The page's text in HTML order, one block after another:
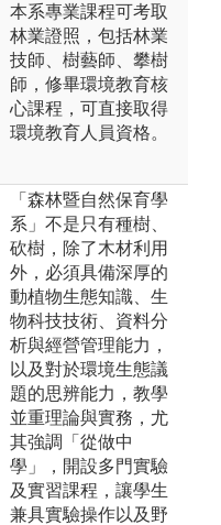
本系專業課程可考取
林業證照，包括林業
技師、樹藝師、攀樹
師，修畢環境教育核
心課程，可直接取得
環境教育人員資格。
「森林暨自然保育學
系」不是只有種樹、
砍樹，除了木材利用
外，必須具備深厚的
動植物生態知識、生
物科技技術、資料分
析與經營管理能力，
以及對於環境生態議
題的思辨能力，教學
並重理論與實務，尤
其強調「從做中
學」，開設多門實驗
及實習課程，讓學生
兼具實驗操作以及野